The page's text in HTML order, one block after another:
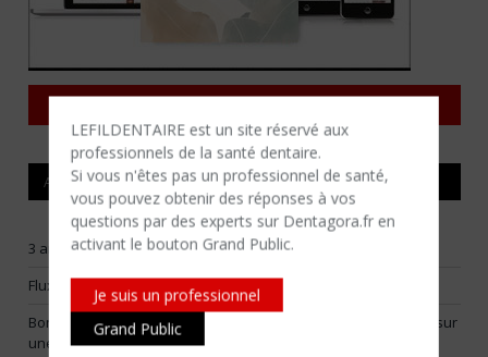
LEFILDENTAIRE est un site réservé aux
professionnels de la santé dentaire.
Si vous n'êtes​ pas un professionnel de santé,
vous pouvez obtenir des réponses à vos
questions par des experts sur Dentagora.fr en
activant le bouton Grand Public.
Je suis un professionnel
Grand Public
Consulter tous les magazines
ARTICLES RÉCENTS
3 arbitrages pour construire un flux numérique vraiment utile
Flux numériques raisonnables : choisir ses batailles
Bone smashing : la Fédération Française d’Orthodontie alerte sur
une tendance virale dangereuse